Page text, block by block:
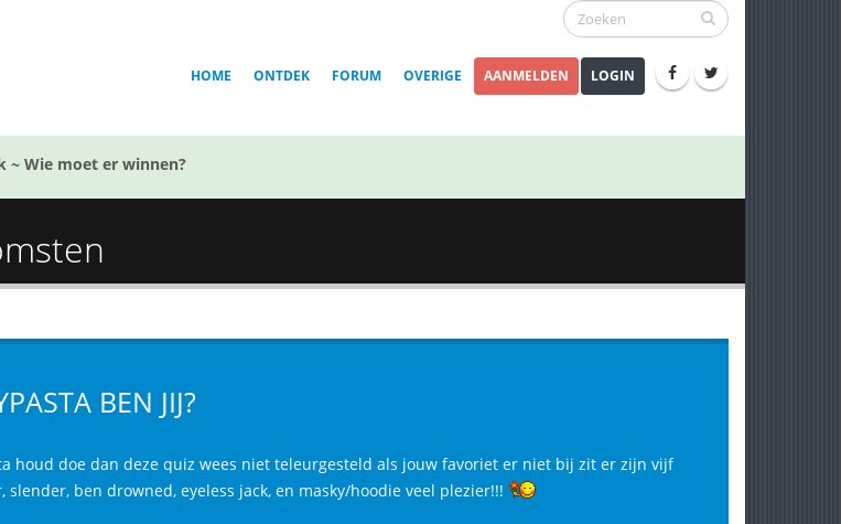
HOME ONTDEK FORUM OVERIGE AANMELDEN LOGIN
~ Wie moet er winnen?
BEN JIJ?
houd doe dan deze quiz wees niet teleurgesteld als jouw favoriet er niet bij zit er zijn vijf
ben drowned, eyeless jack, en masky/hoodie veel plezier!!!